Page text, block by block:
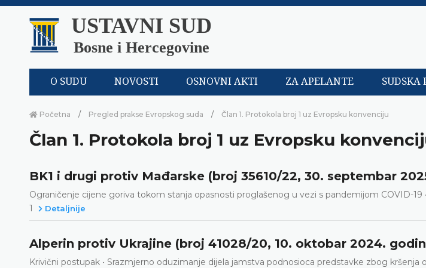
USTAVNI SUD
Bosne i Hercegovine
O SUDU NOVOSTI OSNOVNI AKTI ZA APELANTE SUDSKA
Početna Pregled prakse Evropskog suda Član 1. Protokola broj 1 uz Evropsku konvenciju
Član 1. Protokola broj 1 uz Evropsku
BK1 i drugi protiv Mađarske (broj 35610/22, 30. septembar
Ograničenje cijene goriva tokom stanja opasnosti proglašenog u vezi s pandemijom COVID-19
1
Detaljnije
Alperin protiv Ukrajine (broj 41028/20, 10. oktobar 2024.
Krivični postupak • Srazmjerno oduzimanje dijela jamstva podnosioca predstavke zbog